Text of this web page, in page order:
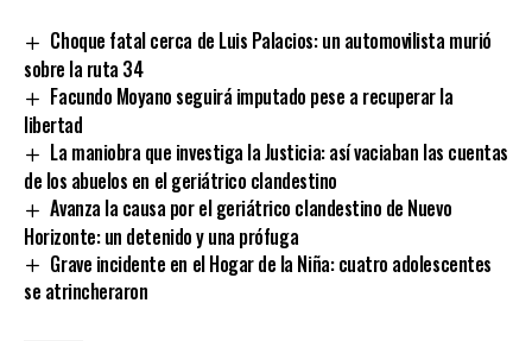
Choque fatal cerca de Luis Palacios: un automovilista murió
sobre la ruta 34
Facundo Moyano seguirá imputado pese a recuperar la
libertad
La maniobra que investiga la Justicia: así vaciaban las cuentas
de los abuelos en el geriátrico clandestino
Avanza la causa por el geriátrico clandestino de Nuevo
Horizonte: un detenido y una prófuga
Grave incidente en el Hogar de la Niña: cuatro adolescentes
se atrincheraron